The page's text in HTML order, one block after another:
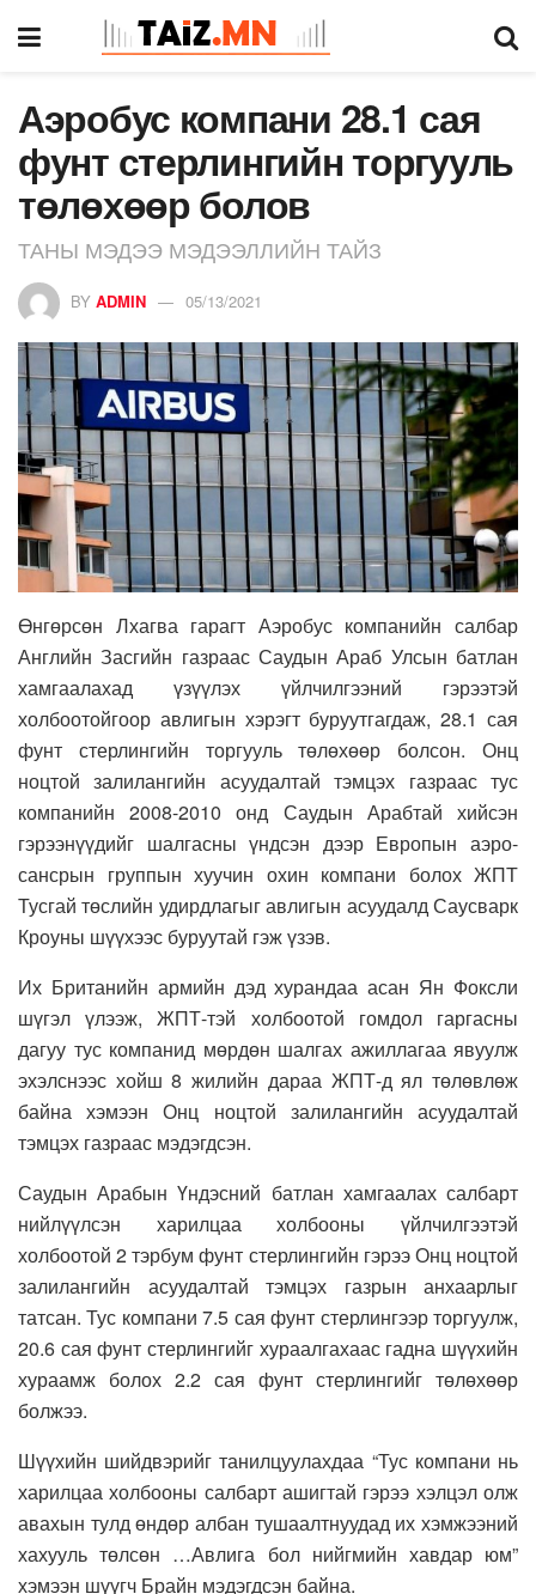
Аэробус компани 28.1 сая
фунт стерлингийн торгууль
төлөхөөр болов
ТАНЫ МЭДЭЭ МЭДЭЭЛЛИЙН ТАЙЗ
BY ADMIN 05/13/2021
Өнгөрсөн Лхагва гарагт Аэробус компанийн салбар
Английн Засгийн газраас Саудын Араб Улсын батлан
хамгаалахад үзүүлэх үйлчилгээний гэрээтэй
холбоотойгоор авлигын хэрэгт буруутгагдаж, 28.1 сая
фунт стерлингийн торгууль төлөхөөр болсон. Онц
ноцтой залилангийн асуудалтай тэмцэх газраас тус
компанийн 2008-2010 онд Саудын Арабтай хийсэн
гэрээнүүдийг шалгасны үндсэн дээр Европын аэро-
сансрын группын хуучин охин компани болох ЖПТ
Тусгай төслийн удирдлагыг авлигын асуудалд Саусварк
Кроуны шүүхээс буруутай гэж үзэв.
Их Британийн армийн дэд хурандаа асан Ян Фоксли
шүгэл үлээж, ЖПТ-тэй холбоотой гомдол гаргасны
дагуу тус компанид мөрдөн шалгах ажиллагаа явуулж
эхэлснээс хойш 8 жилийн дараа ЖПТ-д ял төлөвлөж
байна хэмээн Онц ноцтой залилангийн асуудалтай
тэмцэх газраас мэдэгдсэн.
Саудын Арабын Үндэсний батлан хамгаалах салбарт
нийлүүлсэн харилцаа холбооны үйлчилгээтэй
холбоотой 2 тэрбум фунт стерлингийн гэрээ Онц ноцтой
залилангийн асуудалтай тэмцэх газрын анхаарлыг
татсан. Тус компани 7.5 сая фунт стерлингээр торгуулж,
20.6 сая фунт стерлингийг хураалгахаас гадна шүүхийн
хураамж болох 2.2 сая фунт стерлингийг төлөхөөр
болжээ.
Шүүхийн шийдвэрийг танилцуулахдаа “Тус компани нь
харилцаа холбооны салбарт ашигтай гэрээ хэлцэл олж
авахын тулд өндөр албан тушаалтнуудад их хэмжээний
хахууль төлсөн …Авлига бол нийгмийн хавдар юм”
хэмээн шүүгч Брайн мэдэгдсэн байна.